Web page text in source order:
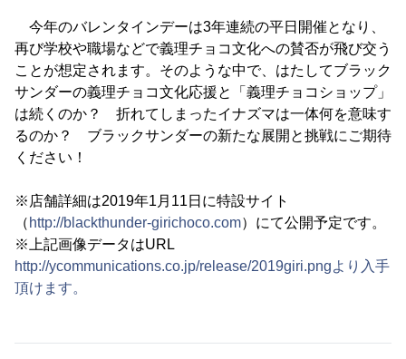
今年のバレンタインデーは3年連続の平日開催となり、
再び学校や職場などで義理チョコ文化への賛否が飛び交う
ことが想定されます。そのような中で、はたしてブラック
サンダーの義理チョコ文化応援と「義理チョコショップ」
は続くのか？ 折れてしまったイナズマは一体何を意味す
るのか？ ブラックサンダーの新たな展開と挑戦にご期待
ください！
※店舗詳細は2019年1月11日に特設サイト
（ http://blackthunder-girichoco.com）にて公開予定です。
※上記画像データはURL
http://ycommunications.co.jp/release/2019giri.pngより入手
頂けます。